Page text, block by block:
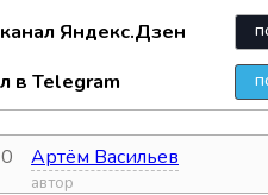
Яндекс.Дзен
в Telegram
автор
Артём Васильев